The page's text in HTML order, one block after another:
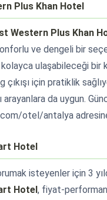
Plus Khan Hotel
Western Plus Khan
ve dengeli bir
ulaşabileceği bir
çıkışı için pratiklik
arayanlara da uygun.
otel/antalya
Hotel
isteyenler için 3
Hotel, fiyat-